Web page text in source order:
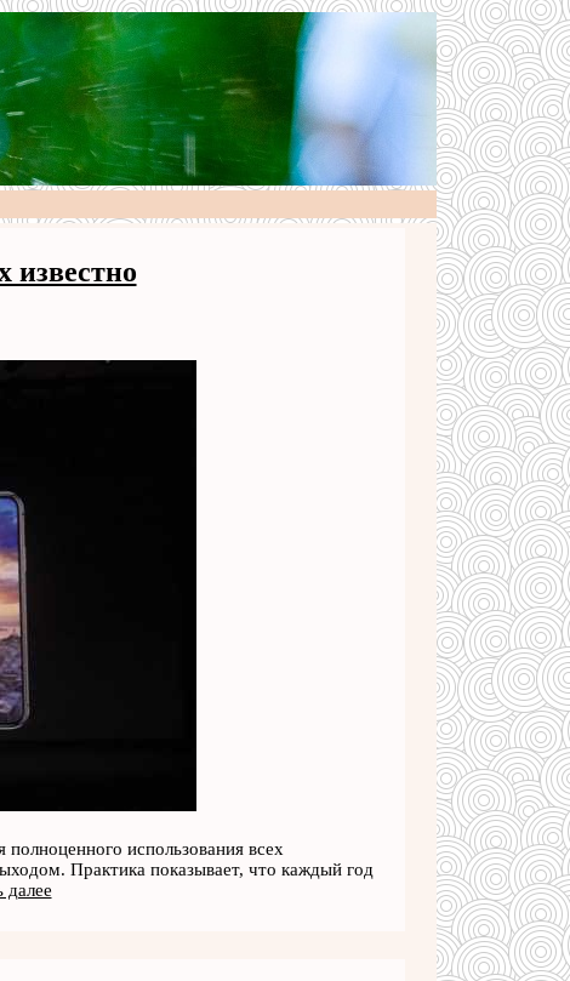
известно
использования всех
Практика показывает, что каждый год
далее